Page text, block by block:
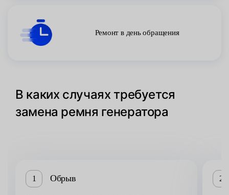
Ремонт в день обращения
В каких случаях требуется
замена ремня генератора
1 Обрыв 2